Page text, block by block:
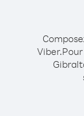
Viber.